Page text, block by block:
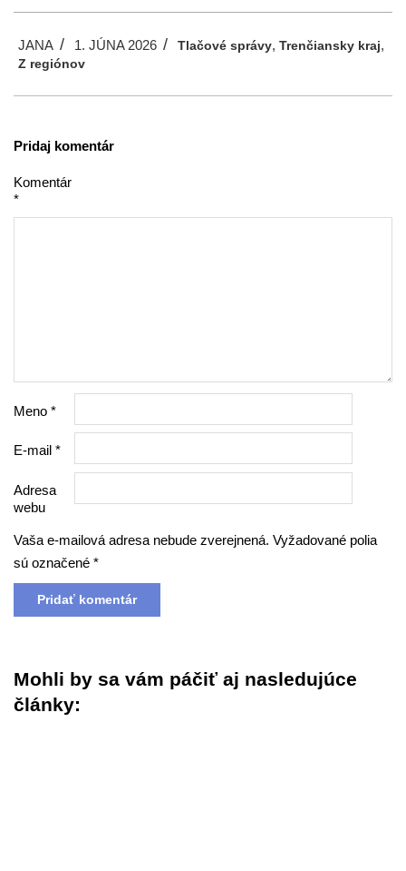
06-
01
JANA 1. JÚNA 2026 Tlačové správy, Trenčiansky kraj,
Z regiónov
Pridaj komentár
Komentár
*
Meno *
E-mail *
Adresa
webu
Vaša e-mailová adresa nebude zverejnená. Vyžadované polia
sú označené *
Mohli by sa vám páčiť aj nasledujúce
články: